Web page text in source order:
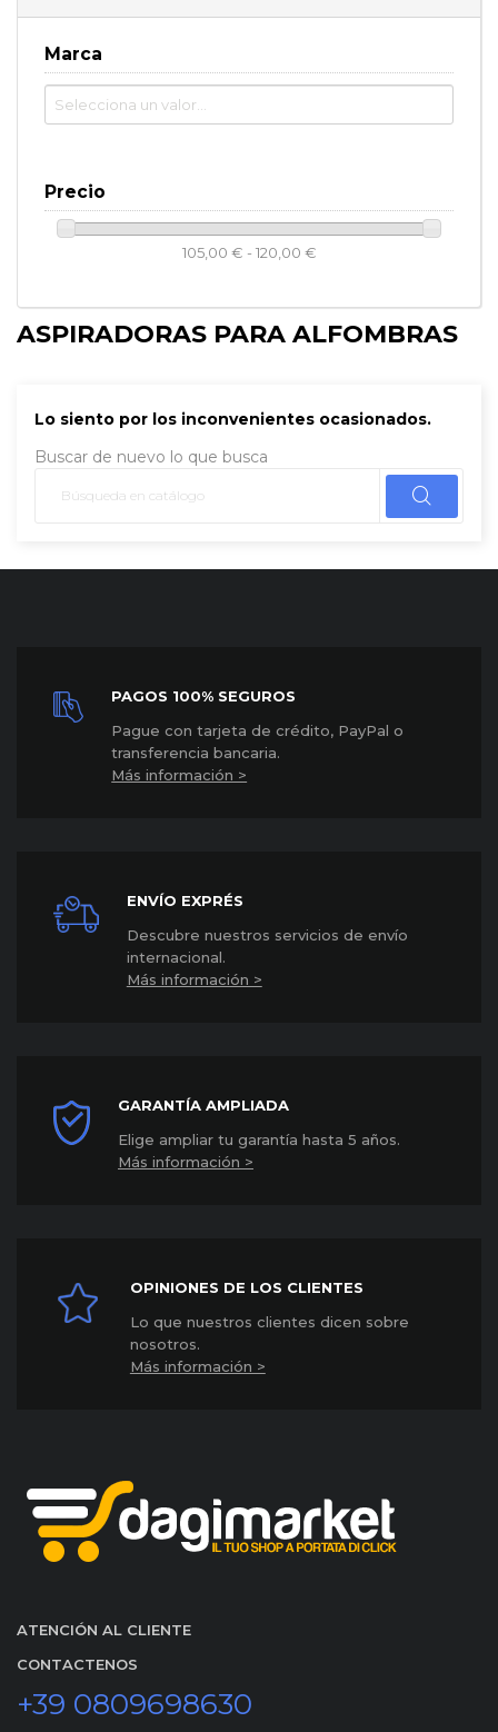
Marca
Precio
105,00 € - 120,00 €
ASPIRADORAS PARA ALFOMBRAS
Lo siento por los inconvenientes ocasionados.
Buscar de nuevo lo que busca
PAGOS 100% SEGUROS
Pague con tarjeta de crédito, PayPal o
transferencia bancaria.
Más información >
ENVÍO EXPRÉS
Descubre nuestros servicios de envío
internacional.
Más información >
GARANTÍA AMPLIADA
Elige ampliar tu garantía hasta 5 años.
Más información >
OPINIONES DE LOS CLIENTES
Lo que nuestros clientes dicen sobre
nosotros.
Más información >
ATENCIÓN AL CLIENTE
CONTACTENOS
+39 0809698630